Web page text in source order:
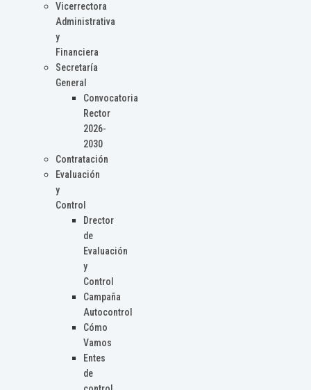
Vicerrectora
Administrativa
y
Financiera
Secretaría
General
Convocatoria
Rector
2026-
2030
Contratación
Evaluación
y
Control
Drector
de
Evaluación
y
Control
Campaña
Autocontrol
Cómo
Vamos
Entes
de